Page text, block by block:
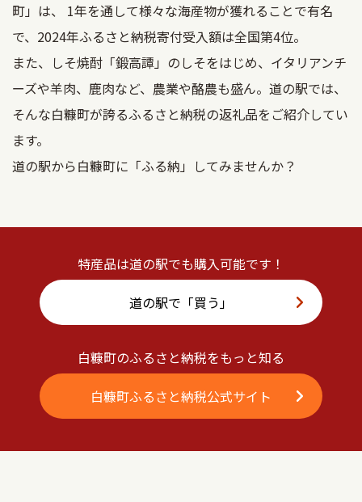
町」は、 1年を通して様々な海産物が獲れることで有名
で、2024年ふるさと納税寄付受入額は全国第4位。
また、しそ焼酎「鍛高譚」のしそをはじめ、イタリアンチ
ーズや羊肉、鹿肉など、農業や酪農も盛ん。道の駅では、
そんな白糠町が誇るふるさと納税の返礼品をご紹介してい
ます。
道の駅から白糠町に「ふる納」してみませんか？
特産品は道の駅でも購入可能です！
道の駅で「買う」
白糠町のふるさと納税をもっと知る
白糠町ふるさと納税公式サイト